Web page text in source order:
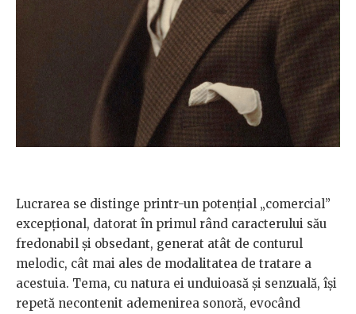
Lucrarea se distinge printr-un potențial „comercial”
excepțional, datorat în primul rând caracterului său
fredonabil și obsedant, generat atât de conturul
melodic, cât mai ales de modalitatea de tratare a
acestuia. Tema, cu natura ei unduioasă și senzuală, își
repetă necontenit ademenirea sonoră, evocând